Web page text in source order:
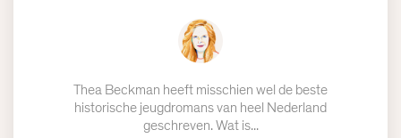
Thea Beckman heeft misschien wel de beste
historische jeugdromans van heel Nederland
geschreven. Wat is...